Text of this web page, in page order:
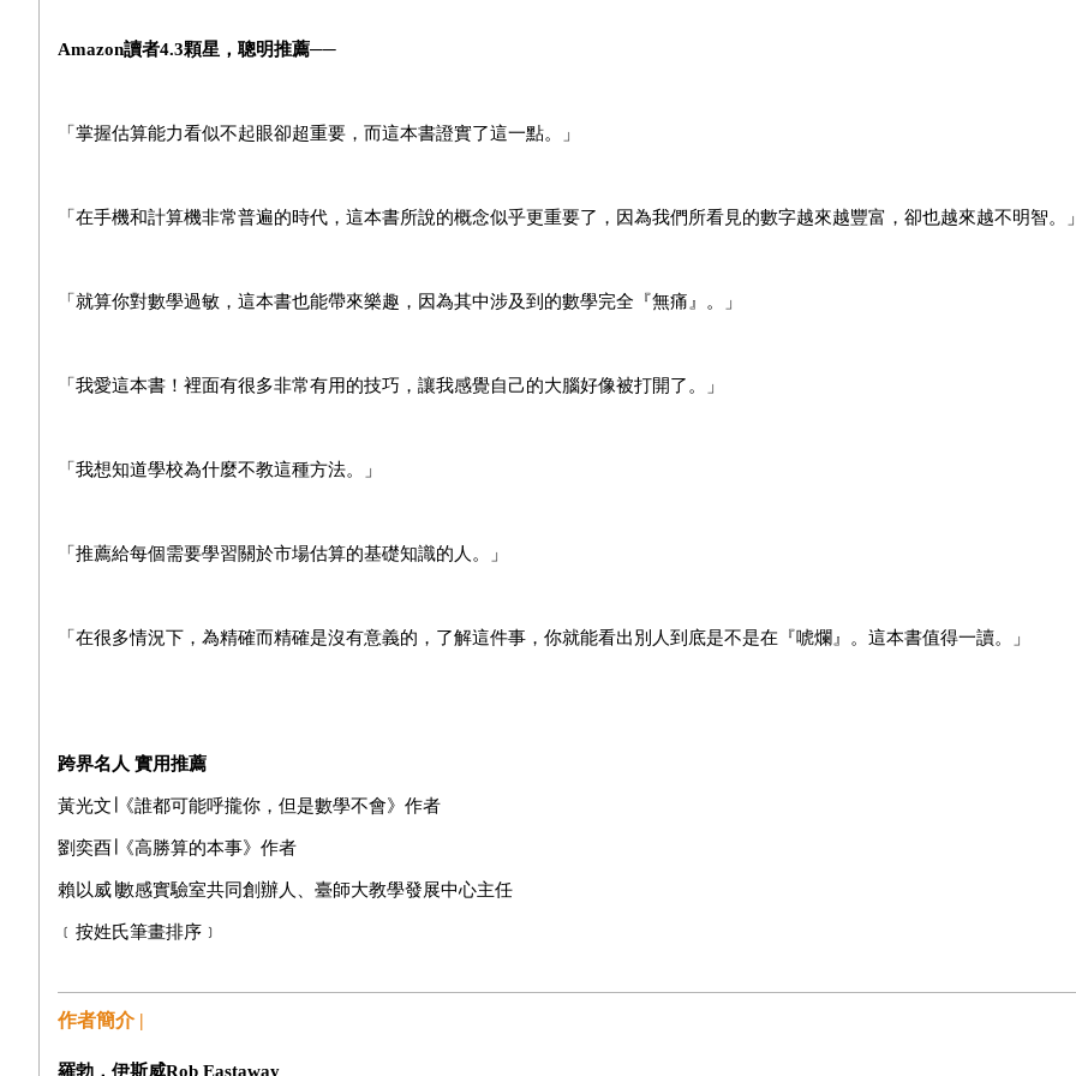
Amazon讀者4.3顆星，聰明推薦──
「掌握估算能力看似不起眼卻超重要，而這本書證實了這一點。」
「在手機和計算機非常普遍的時代，這本書所說的概念似乎更重要了，因為我們所看見的數字越來越豐富，卻也越來越不明智。
「就算你對數學過敏，這本書也能帶來樂趣，因為其中涉及到的數學完全『無痛』。」
「我愛這本書！裡面有很多非常有用的技巧，讓我感覺自己的大腦好像被打開了。」
「我想知道學校為什麼不教這種方法。」
「推薦給每個需要學習關於市場估算的基礎知識的人。」
「在很多情況下，為精確而精確是沒有意義的，了解這件事，你就能看出別人到底是不是在『唬爛』。這本書值得一讀。」
跨界名人 實用推薦
黃光文∣《誰都可能呼攏你，但是數學不會》作者
劉奕酉∣《高勝算的本事》作者
賴以威∣數感實驗室共同創辦人、臺師大教學發展中心主任
﹝按姓氏筆畫排序﹞
作者簡介 |
羅勃．伊斯威Rob Eastaway